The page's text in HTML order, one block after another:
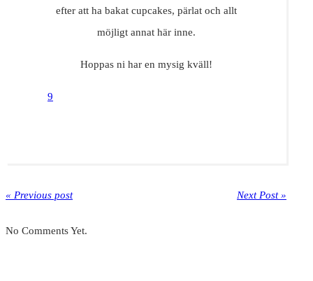
efter att ha bakat cupcakes, pärlat och allt
möjligt annat här inne.
Hoppas ni har en mysig kväll!
9
« Previous post Next Post »
No Comments Yet.